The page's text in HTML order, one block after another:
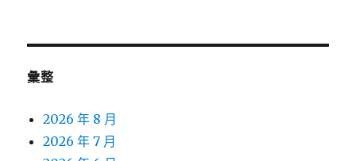
彙整
2026 年 8 月
2026 年 7 月